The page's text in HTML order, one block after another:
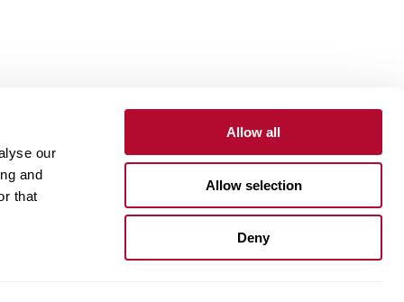
our
and
that
Allow all
Allow selection
Deny
Portal do Cliente
Portal do Fornecedor
One Lindsay Store